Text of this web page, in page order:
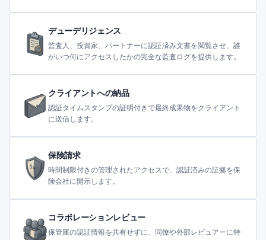
デューデリジェンス
監査人、投資家、パートナーに認証済み文書を閲覧させ、誰
がいつ何にアクセスしたかの完全な監査ログを提供します。
クライアントへの納品
認証タイムスタンプの証明付きで最終成果物をクライアント
に送信します。
保険請求
時間制限付きの管理されたアクセスで、認証済みの証拠を保
険会社に開示します。
コラボレーションレビュー
保管庫の認証情報を共有せずに、同僚や外部レビュアーに特